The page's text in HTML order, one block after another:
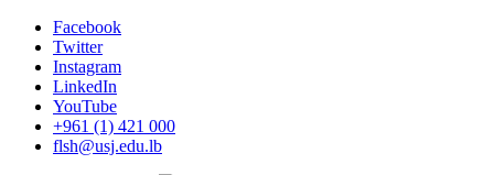
Facebook
Twitter
Instagram
LinkedIn
YouTube
+961 (1) 421 000
flsh@usj.edu.lb